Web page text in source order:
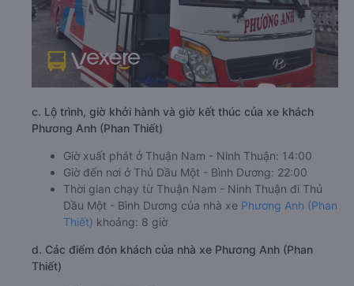
c. Lộ trình, giờ khởi hành và giờ kết thúc của xe khách
Phương Anh (Phan Thiết)
Giờ xuất phát ở Thuận Nam - Ninh Thuận: 14:00
Giờ đến nơi ở Thủ Dầu Một - Bình Dương: 22:00
Thời gian chạy từ Thuận Nam - Ninh Thuận đi Thủ
Dầu Một - Bình Dương của nhà xe Phương Anh (Phan
Thiết) khoảng: 8 giờ
d. Các điểm đón khách của nhà xe Phương Anh (Phan
Thiết)